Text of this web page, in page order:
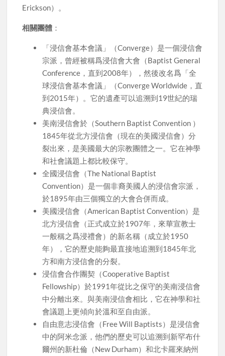
Erickson）。
相關團體 ：
「浸信會基本會議」（Converge）是一個浸信會
宗派，曾經被稱爲浸信會大會（Baptist General
Conference，直到2008年），然後改名爲「全
球浸信會基本會議」（Converge Worldwide，直
到2015年）。它的遺產可以追溯到19世紀的瑞
典浸信會。
美南浸信會於（Southern Baptist Convention ）
1845年從北方浸信會（現在的美國浸信會）分
裂出來，是美國最大的宗教團體之一。它在神學
和社會議題上都比較保守。
全國浸信會（The National Baptist
Convention）是一個非裔美國人的浸信會宗派，
於1895年由三個獨立的大會合併而成。
美國浸信會（American Baptist Convention）是
北方浸信會（正式成立於1907年，來華宣教士
一般稱之爲浸禮會）的新名稱（成立於1950
年），它的歷史能夠最直接地追溯到1845年北
方和南方浸信會的分裂。
浸信會合作團契（Cooperative Baptist
Fellowship）於1991年從比之保守的美南浸信會
中分離出來。與美南浸信會相比，它在神學和社
會議題上更傾向於溫和至自由派。
自由意志浸信會（Free Will Baptists）是浸信會
中的阿米念派，他們的歷史可以追溯到新罕布什
爾州的新杜倫（New Durham）和北卡羅來納州